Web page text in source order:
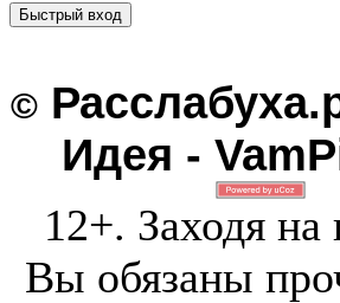
©
Идея -
12+. Заходя на
Вы обязаны